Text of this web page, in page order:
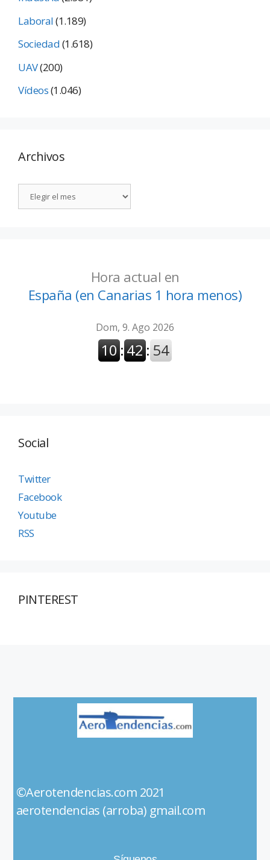
Laboral(1.189)
Sociedad(1.618)
UAV(200)
Vídeos(1.046)
Archivos
Hora actual en
España (en Canarias 1 hora menos)
Social
Twitter
Facebook
Youtube
RSS
PINTEREST
©Aerotendencias.com 2021
aerotendencias (arroba) gmail.com